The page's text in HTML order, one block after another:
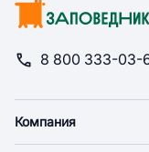
8 800 333-03-
Компания